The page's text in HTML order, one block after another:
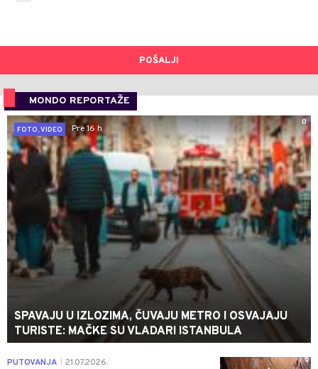
POŠALJI
MONDO REPORTAŽE
0
FOTO, VIDEO
Pre 16 h
SPAVAJU U IZLOZIMA, ČUVAJU METRO I OSVAJAJU
TURISTE: MAČKE SU VLADARI ISTANBULA
0
PUTOVANJA 21.07.2026.